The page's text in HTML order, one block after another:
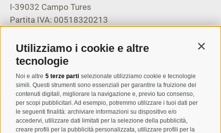
Utilizziamo i cookie e altre
tecnologie
Noi e altre 5 terze parti selezionate utilizziamo cookie e tecnologie
simili. Questi strumenti sono essenziali per garantire la fruizione dei
contenuti digitali, migliorare la navigazione e, previo tuo consenso,
per scopi pubblicitari. Ad esempio, potremmo utilizzare i tuoi dati per
le seguenti finalità: archiviare informazioni su dispositivo e/o
accedervi, utilizzare dati limitati per la selezione della pubblicità,
creare profili per la pubblicità personalizzata, utilizzare profili per la
I-39032 Campo Tures
Partita IVA: 00518320213
T+39 0474 678076
info@taufers.com
Registrazione Newsletter